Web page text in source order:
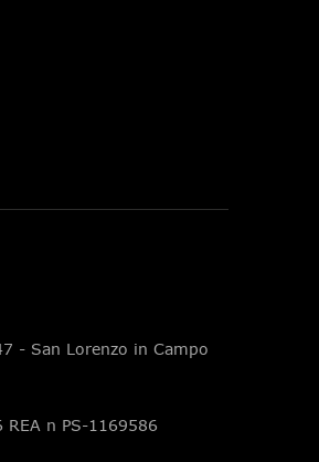
- San Lorenzo in Campo
n PS-1169586